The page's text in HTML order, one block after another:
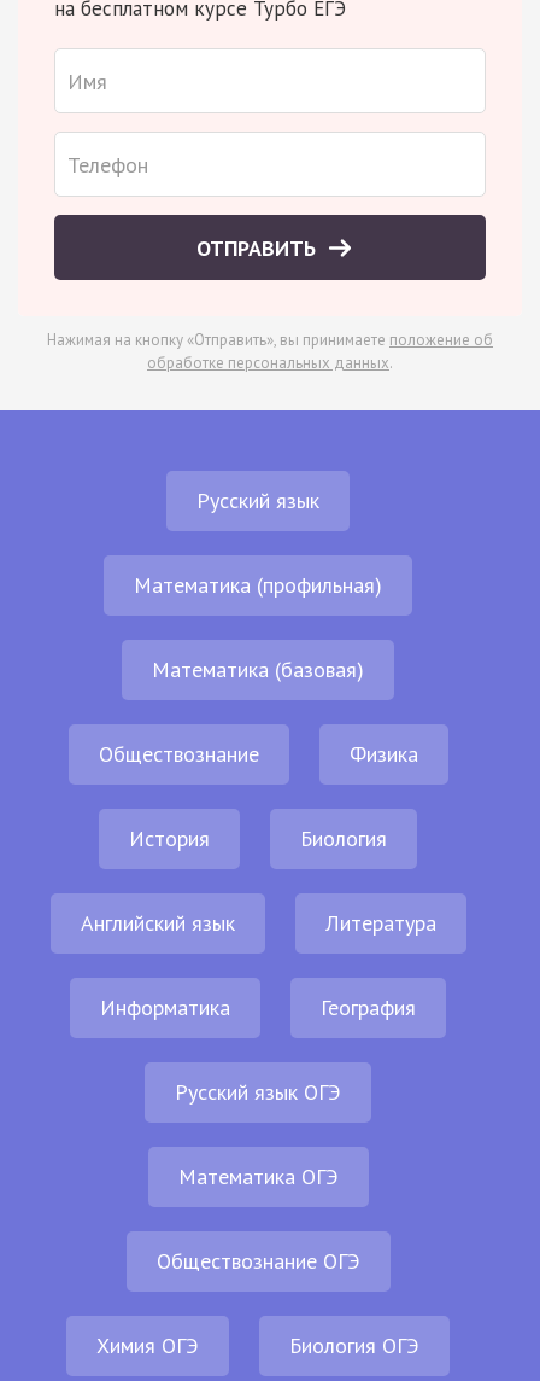
на бесплатном курсе Турбо ЕГЭ
ОТПРАВИТЬ
Нажимая на кнопку «Отправить», вы принимаете положение об
обработке персональных данных.
Русский язык
Математика (профильная)
Математика (базовая)
Обществознание Физика
История Биология
Английский язык Литература
Информатика География
Русский язык ОГЭ
Математика ОГЭ
Обществознание ОГЭ
Химия ОГЭ Биология ОГЭ